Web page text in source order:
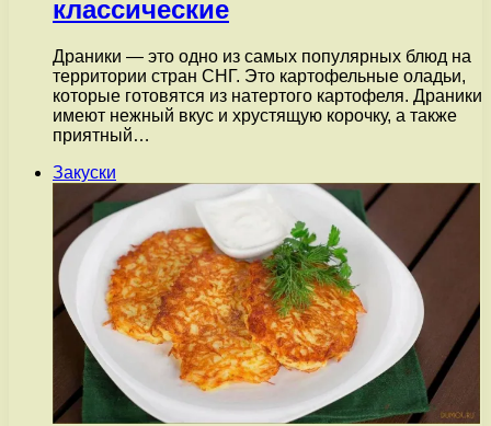
классические
Драники — это одно из самых популярных блюд на
территории стран СНГ. Это картофельные оладьи,
которые готовятся из натертого картофеля. Драники
имеют нежный вкус и хрустящую корочку, а также
приятный…
Закуски